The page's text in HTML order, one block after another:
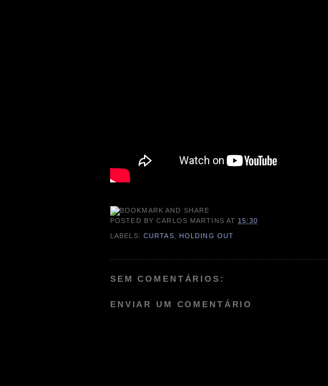
POSTED BYCARLOS MARTINS AT 15:30
LABELS: CURTAS HOLDING OUT
SEM COMENTÁRIOS:
ENVIAR UM COMENTÁRIO